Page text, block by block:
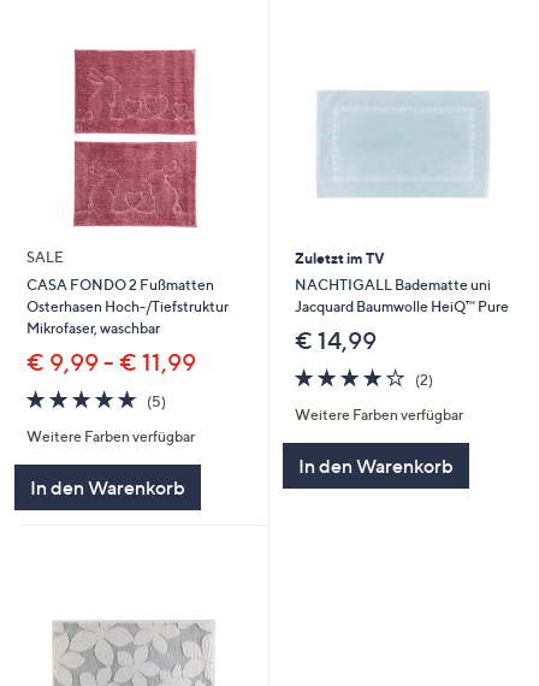
SALE
CASA FONDO 2 Fußmatten
Osterhasen Hoch-/Tiefstruktur
Mikrofaser, waschbar
€ 9,99 - € 11,99
5.0
von
5
(5)5
Weitere Farben verfügbar
In den Warenkorb
Zuletzt im TV
NACHTIGALL Badematte uni
Jacquard Baumwolle HeiQ™ Pure
€ 14,99
4.0
von
5
(2)2
Weitere Farben verfügbar
In den Warenkorb